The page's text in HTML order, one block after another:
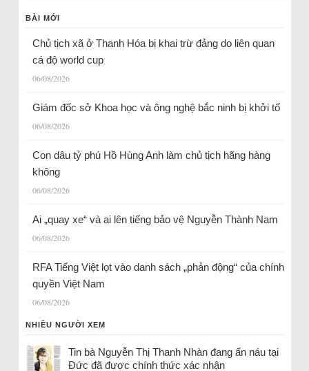
BÀI MỚI
Chủ tịch xã ở Thanh Hóa bị khai trừ đảng do liên quan
cá độ world cup
06/08/2026
Giám đốc sở Khoa học và ông nghệ bắc ninh bị khởi tố
06/08/2026
Con dâu tỷ phú Hồ Hùng Anh làm chủ tịch hãng hàng
không
06/08/2026
Ai „quay xe“ và ai lên tiếng bảo vệ Nguyễn Thành Nam
06/08/2026
RFA Tiếng Việt lọt vào danh sách „phản động“ của chính
quyền Việt Nam
06/08/2026
NHIỀU NGƯỜI XEM
Tin bà Nguyễn Thị Thanh Nhàn đang ẩn náu tại
Đức đã được chính thức xác nhận